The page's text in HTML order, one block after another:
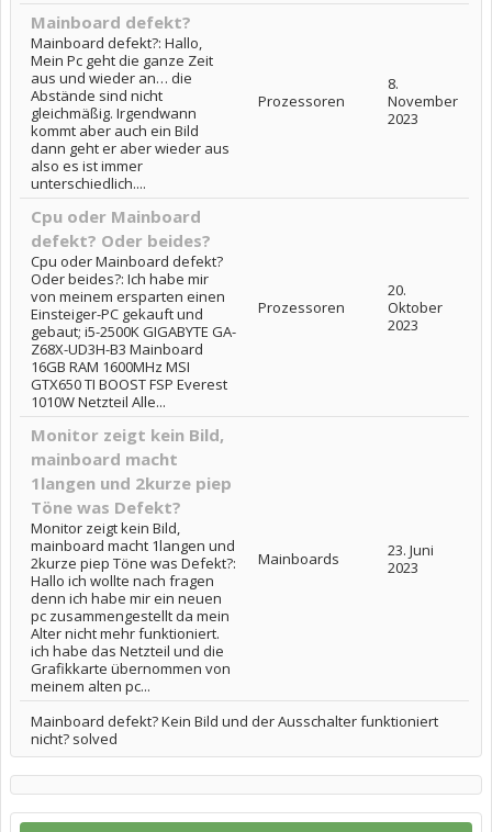
Mainboard defekt?
Mainboard defekt?: Hallo,
Mein Pc geht die ganze Zeit
aus und wieder an… die
Abstände sind nicht
gleichmäßig. Irgendwann
kommt aber auch ein Bild
dann geht er aber wieder aus
also es ist immer
unterschiedlich....
Prozessoren
8.
November
2023
Cpu oder Mainboard
defekt? Oder beides?
Cpu oder Mainboard defekt?
Oder beides?: Ich habe mir
von meinem ersparten einen
Einsteiger-PC gekauft und
gebaut; i5-2500K GIGABYTE GA-
Z68X-UD3H-B3 Mainboard
16GB RAM 1600MHz MSI
GTX650 TI BOOST FSP Everest
1010W Netzteil Alle...
Prozessoren
20.
Oktober
2023
Monitor zeigt kein Bild,
mainboard macht
1langen und 2kurze piep
Töne was Defekt?
Monitor zeigt kein Bild,
mainboard macht 1langen und
2kurze piep Töne was Defekt?:
Hallo ich wollte nach fragen
denn ich habe mir ein neuen
pc zusammengestellt da mein
Alter nicht mehr funktioniert.
ich habe das Netzteil und die
Grafikkarte übernommen von
meinem alten pc...
Mainboards
23. Juni
2023
Mainboard defekt? Kein Bild und der Ausschalter funktioniert
nicht? solved